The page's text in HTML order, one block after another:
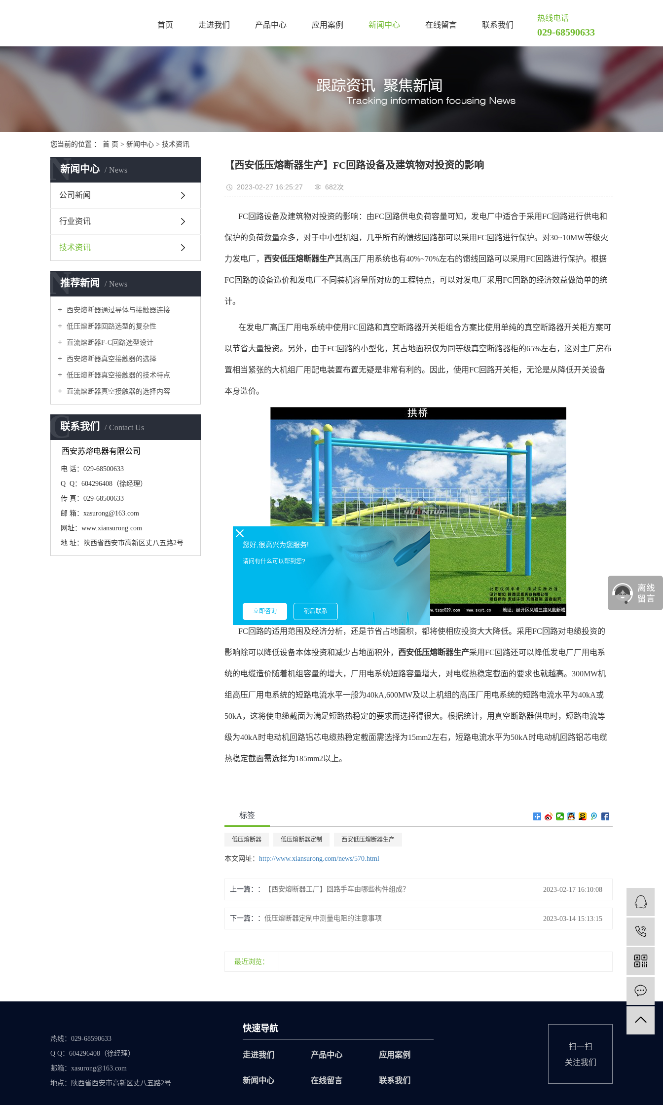
首页 走进我们 产品中心 应用案例 新闻中心 在线留言 联系我们
热线电话
029-68590633
您当前的位置 ： 首 页 > 新闻中心 > 技术资讯
新闻中心 News
N
公司新闻
行业资讯
技术资讯
推荐新闻 News
N
西安熔断器通过导体与接触器连接
低压熔断器回路选型的复杂性
直流熔断器F-C回路选型设计
西安熔断器真空接触器的选择
低压熔断器真空接触器的技术特点
直流熔断器真空接触器的选择内容
联系我们 Contact Us
C
西安苏熔电器有限公司
电 话：029-68500633
Q Q：604296408（徐经理）
传 真：029-68500633
邮 箱：xasurong@163.com
网址：www.xiansurong.com
地 址：陕西省西安市高新区丈八五路2号
【西安低压熔断器生产】FC回路设备及建筑物对投资的影响
2023-02-27 16:25:27 682次
FC回路设备及建筑物对投资的影响：由FC回路供电负荷容量可知，发电厂中适合于采用FC回路进行供电和
保护的负荷数量众多，对于中小型机组，几乎所有的馈线回路都可以采用FC回路进行保护。对30~10MW等级火
力发电厂， 西安低压熔断器生产其高压厂用系统也有40%~70%左右的馈线回路可以采用FC回路进行保护。根据
FC回路的设备造价和发电厂不同装机容量所对应的工程特点，可以对发电厂采用FC回路的经济效益做简单的统
计。
在发电厂高压厂用电系统中使用FC回路和真空断路器开关柜组合方案比使用单纯的真空断路器开关柜方案可
以节省大量投资。另外，由于FC回路的小型化，其占地面积仅为同等级真空断路器柜的65%左右，这对主厂房布
置相当紧张的大机组厂用配电装置布置无疑是非常有利的。因此，使用FC回路开关柜，无论是从降低开关设备
本身造价。
FC回路的适用范围及经济分析，还是节省占地面积，都将使相应投资大大降低。采用FC回路对电缆投资的
影响除可以降低设备本体投资和减少占地面积外， 西安低压熔断器生产采用FC回路还可以降低发电厂厂用电系
统的电缆造价随着机组容量的增大，厂用电系统短路容量增大，对电缆热稳定截面的要求也就越高。300MW机
组高压厂用电系统的短路电流水平一般为40kA,600MW及以上机组的高压厂用电系统的短路电流水平为40kA或
50kA，这将使电缆截面为满足短路热稳定的要求而选择得很大。根据统计，用真空断路器供电时，短路电流等
级为40kA时电动机回路铝芯电缆热稳定截面需选择为15mm2左右，短路电流水平为50kA时电动机回路铝芯电缆
热稳定截面需选择为185mm2以上。
标签
低压熔断器 低压熔断器定制 西安低压熔断器生产
本文网址： http://www.xiansurong.com/news/570.html
上一篇： 【西安熔断器工厂】回路手车由哪些构件组成？ 2023-02-17 16:10:08
下一篇： 低压熔断器定制中测量电阻的注意事项 2023-03-14 15:13:15
最近浏览：
热线：029-68590633
Q Q：604296408（徐经理）
邮箱：xasurong@163.com
地点：陕西省西安市高新区丈八五路2号
快速导航
走进我们 产品中心 应用案例
新闻中心 在线留言 联系我们
扫一扫
关注我们
您好,很高兴为您服务!
请问有什么可以帮到您?
立即咨询 稍后联系